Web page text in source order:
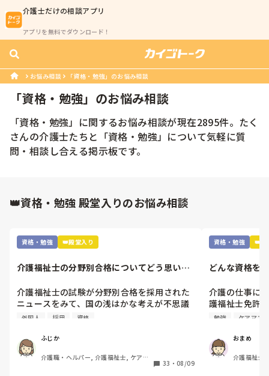
介護士だけの相談アプリ
アプリを無料でダウンロード！
お悩み相談 「資格・勉強」のお悩み相談
「資格・勉強」のお悩み相談
「資格・勉強 」に関するお悩み相談が現在2895件。たく
さんの介護士たちと「資格・勉強 」について気軽に質
問・相談し合える掲示板です。
👑資格・勉強 殿堂入りのお悩み相談
資格・勉強 👑殿堂入り
介護福祉士の分野別合格についてどう思いま
介護福祉士の試験が分野別合格を採用された
ニュースをみて、国の浅はかな考えが不思議
でなりません。
福祉士の人材確保のためといいますが…
根本的に介護へ転職しようと思う方が少なく
なってきているのに、高齢者は増加傾向で
外国人 採用 資格
ふじか
介護職・ヘルパー, 介護福祉士, ケアマ
33 ・ 08/09
資格・勉強 👑殿
どんな資格を
介護の仕事に
護福祉士免許
職場では次の
たが、自分に
んでいます。
勉強 ケアマネ
おまめ
介護福祉士